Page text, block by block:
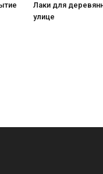
Лаки для
улице